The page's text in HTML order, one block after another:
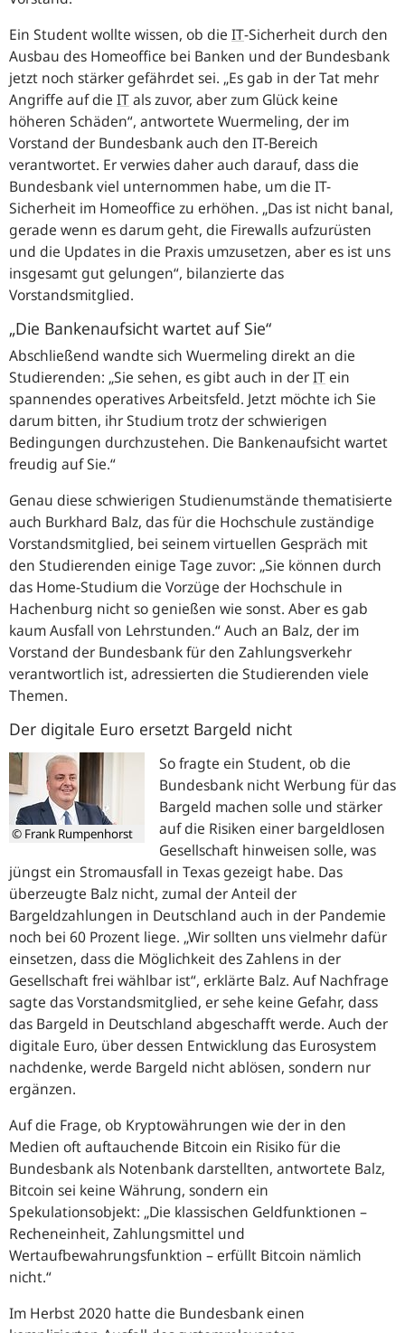
Ein Student wollte wissen, ob die IT-Sicherheit durch den
Ausbau des Homeoffice bei Banken und der Bundesbank
jetzt noch stärker gefährdet sei. „Es gab in der Tat mehr
Angriffe auf die ITals zuvor, aber zum Glück keine
höheren Schäden“, antwortete Wuermeling, der im
Vorstand der Bundesbank auch den IT-Bereich
verantwortet. Er verwies daher auch darauf, dass die
Bundesbank viel unternommen habe, um die IT-
Sicherheit im Homeoffice zu erhöhen. „Das ist nicht banal,
gerade wenn es darum geht, die Firewalls aufzurüsten
und die Updates in die Praxis umzusetzen, aber es ist uns
insgesamt gut gelungen“, bilanzierte das
Vorstandsmitglied.
„Die Bankenaufsicht wartet auf Sie“
Abschließend wandte sich Wuermeling direkt an die
Studierenden: „Sie sehen, es gibt auch in derIT ein
spannendes operatives Arbeitsfeld. Jetzt möchte ich Sie
darum bitten, ihr Studium trotz der schwierigen
Bedingungen durchzustehen. Die Bankenaufsicht wartet
freudig auf Sie.“
Genau diese schwierigen Studienumstände thematisierte
auch Burkhard Balz, das für die Hochschule zuständige
Vorstandsmitglied, bei seinem virtuellen Gespräch mit
den Studierenden einige Tage zuvor: „Sie können durch
das Home-Studium die Vorzüge der Hochschule in
Hachenburg nicht so genießen wie sonst. Aber es gab
kaum Ausfall von Lehrstunden.“Auch an Balz, der im
Vorstand der Bundesbank für den Zahlungsverkehr
verantwortlich ist, adressierten die Studierenden viele
Themen.
Der digitale Euro ersetzt Bargeld nicht
© Frank Rumpenhorst
So fragte ein Student, ob die
Bundesbank nicht Werbung für das
Bargeld machen solle und stärker
auf die Risiken einer bargeldlosen
Gesellschaft hinweisen solle, was
jüngst ein Stromausfall in Texas gezeigt habe. Das
überzeugte Balz nicht, zumal der Anteil der
Bargeldzahlungen in Deutschland auch in der Pandemie
noch bei 60 Prozent liege. „Wir sollten uns vielmehr dafür
einsetzen, dass die Möglichkeit des Zahlens in der
Gesellschaft frei wählbar ist“, erklärte Balz. Auf Nachfrage
sagte das Vorstandsmitglied, er sehe keine Gefahr, dass
das Bargeld in Deutschland abgeschafft werde. Auch der
digitale Euro, über dessen Entwicklung das Eurosystem
nachdenke, werde Bargeld nicht ablösen, sondern nur
ergänzen.
Auf die Frage, ob Kryptowährungen wie der in den
Medien oft auftauchende Bitcoin ein Risiko für die
Bundesbank als Notenbank darstellten, antwortete Balz,
Bitcoin sei keine Währung, sondern ein
Spekulationsobjekt: „Die klassischen Geldfunktionen –
Recheneinheit, Zahlungsmittel und
Wertaufbewahrungsfunktion – erfüllt Bitcoin nämlich
nicht.“
Im Herbst 2020 hatte die Bundesbank einen